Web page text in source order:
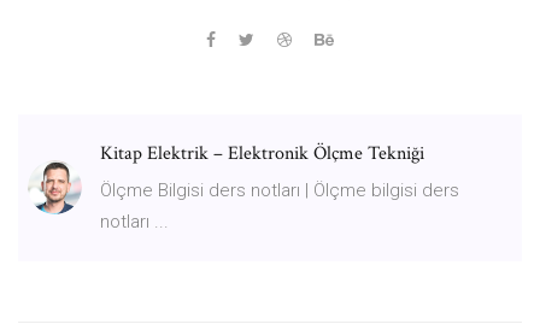
Kitap Elektrik – Elektronik Ölçme Tekniği
Ölçme Bilgisi ders notları | Ölçme bilgisi ders
notları ...